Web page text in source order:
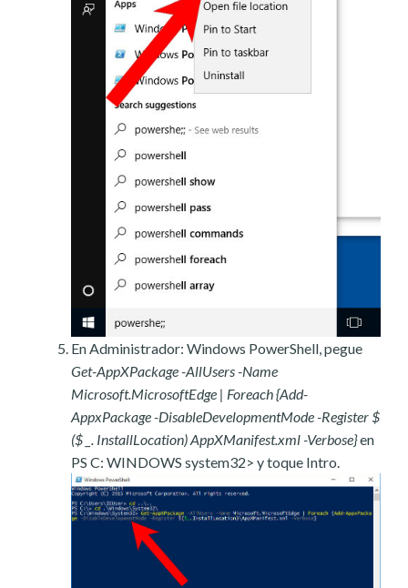
En Administrador: Windows PowerShell, pegue
Get-AppXPackage -AllUsers -Name
Microsoft.MicrosoftEdge | Foreach {Add-
AppxPackage -DisableDevelopmentMode -Register $
($ _. InstallLocation) AppXManifest.xml -Verbose}en
PS C: WINDOWS system32> y toque Intro.